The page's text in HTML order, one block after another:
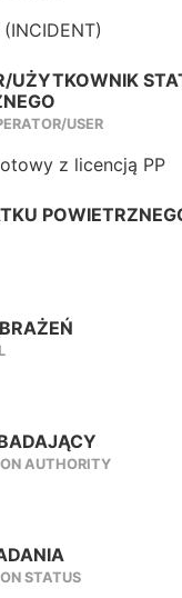
UŻYTKOWNIK
USER
z licencją PP
AUTHORITY
STATUS